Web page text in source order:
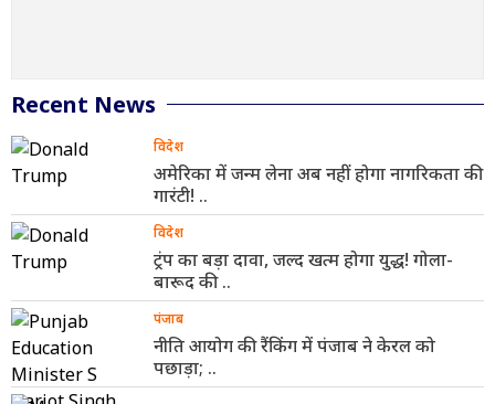
Recent News
विदेश
अमेरिका में जन्म लेना अब नहीं होगा नागरिकता की
गारंटी! ..
विदेश
ट्रंप का बड़ा दावा, जल्द खत्म होगा युद्ध! गोला-
बारूद की ..
पंजाब
नीति आयोग की रैंकिंग में पंजाब ने केरल को
पछाड़ा; ..